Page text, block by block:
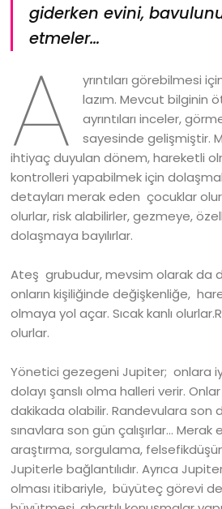
giderken evini,
etmeler…
A
yrıntıları görebilmesi
lazım. Mevcut bilginin
ayrıntıları inceler,
sayesinde gelişmiştir.
ihtiyaç duyulan dönem, hareketli
kontrolleri yapabilmek için dolaşmak
detayları merak eden çocuklar
olurlar, risk alabilirler, gezmeye,
dolaşmaya bayılırlar.
Ateş grubudur, mevsim olarak da
onların kişiliğinde değişkenliğe,
olmaya yol açar. Sıcak kanlı
olurlar.
Yönetici gezegeni Jupiter; onlara
dolayı şanslı olma halleri verir.
dakikada olabilir. Randevulara son
sınavlara son gün çalışırlar…
araştırma, sorgulama,
Jupiterle bağlantılıdır. Ayrıca
olması itibariyle, büyüteç görevi de